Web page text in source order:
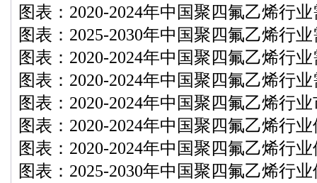
图表：2020-2024年中国聚四氟乙烯行
图表：2025-2030年中国聚四氟乙烯行
图表：2020-2024年中国聚四氟乙烯行
图表：2020-2024年中国聚四氟乙烯行
图表：2020-2024年中国聚四氟乙烯行
图表：2020-2024年中国聚四氟乙烯行
图表：2020-2024年中国聚四氟乙烯行
图表：2025-2030年中国聚四氟乙烯行